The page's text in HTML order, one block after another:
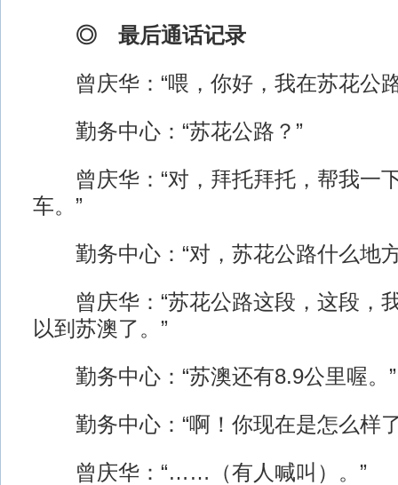
◎ 最后通话记录
曾庆华：“喂，你好，我在苏花公
勤务中心：“苏花公路？”
曾庆华：“对，拜托拜托，帮我一
车。”
勤务中心：“对，苏花公路什么地
曾庆华：“苏花公路这段，这段，
以到苏澳了。”
勤务中心：“苏澳还有8.9公里喔。”
勤务中心：“啊！你现在是怎么样
曾庆华：“……（有人喊叫）。”